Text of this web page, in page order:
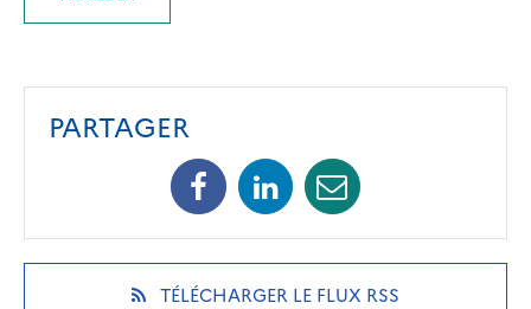
PARTAGER
Facebook
(opens
a
new
tab)
Linkedin
(opens
a
new
tab)
Mail
(opens
a
new
tab)
TÉLÉCHARGER LE FLUX RSS(OPENS